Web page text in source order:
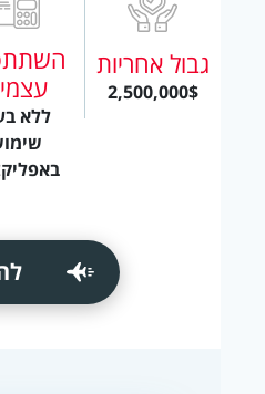
גבול אחריות
2,500,000$
ללא